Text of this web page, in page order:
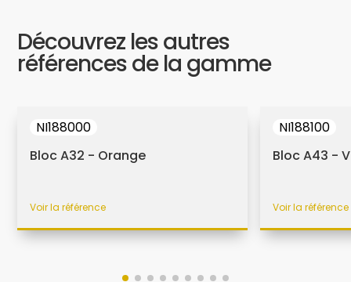
Découvrez les autres
références de la gamme
NI188000
Bloc A32 - Orange
Voir la référence
NI188100
Bloc A43 -
Voir la référence